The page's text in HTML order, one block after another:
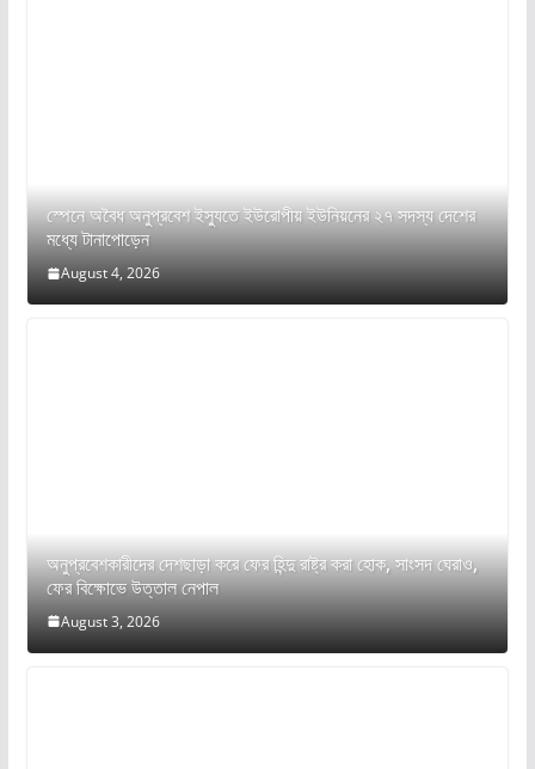
স্পেনে অবৈধ অনুপ্রবেশ ইস্যুতে ইউরোপীয় ইউনিয়নের ২৭ সদস্য দেশের
মধ্যে টানাপোড়েন
August 4, 2026
অনুপ্রবেশকারীদের দেশছাড়া করে ফের হিন্দু রাষ্ট্র করা হোক, সাংসদ ঘেরাও,
ফের বিক্ষোভে উত্তাল নেপাল
August 3, 2026